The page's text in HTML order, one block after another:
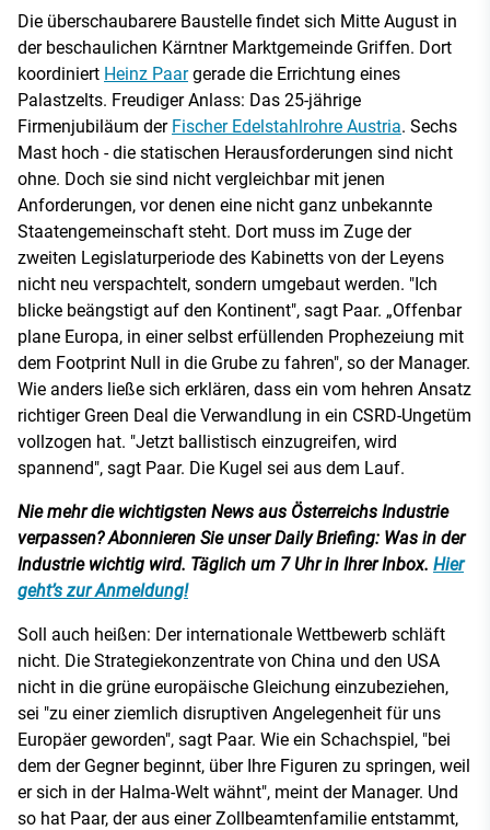
Die überschaubarere Baustelle findet sich Mitte August in
der beschaulichen Kärntner Marktgemeinde Griffen. Dort
koordiniert Heinz Paargerade die Errichtung eines
Palastzelts. Freudiger Anlass: Das 25-jährige
Firmenjubiläum der Fischer Edelstahlrohre Austria. Sechs
Mast hoch - die statischen Herausforderungen sind nicht
ohne. Doch sie sind nicht vergleichbar mit jenen
Anforderungen, vor denen eine nicht ganz unbekannte
Staatengemeinschaft steht. Dort muss im Zuge der
zweiten Legislaturperiode des Kabinetts von der Leyens
nicht neu verspachtelt, sondern umgebaut werden. "Ich
blicke beängstigt auf den Kontinent", sagt Paar. „Offenbar
plane Europa, in einer selbst erfüllenden Prophezeiung mit
dem Footprint Null in die Grube zu fahren", so der Manager.
Wie anders ließe sich erklären, dass ein vom hehren Ansatz
richtiger Green Deal die Verwandlung in ein CSRD-Ungetüm
vollzogen hat. "Jetzt ballistisch einzugreifen, wird
spannend", sagt Paar. Die Kugel sei aus dem Lauf.
Nie mehr die wichtigsten News aus Österreichs Industrie
verpassen? Abonnieren Sie unser Daily Briefing: Was in der
Industrie wichtig wird. Täglich um 7 Uhr in Ihrer Inbox. Hier
geht’s zur Anmeldung!
Soll auch heißen: Der internationale Wettbewerb schläft
nicht. Die Strategiekonzentrate von China und den USA
nicht in die grüne europäische Gleichung einzubeziehen,
sei "zu einer ziemlich disruptiven Angelegenheit für uns
Europäer geworden", sagt Paar. Wie ein Schachspiel, "bei
dem der Gegner beginnt, über Ihre Figuren zu springen, weil
er sich in der Halma-Welt wähnt", meint der Manager. Und
so hat Paar, der aus einer Zollbeamtenfamilie entstammt,